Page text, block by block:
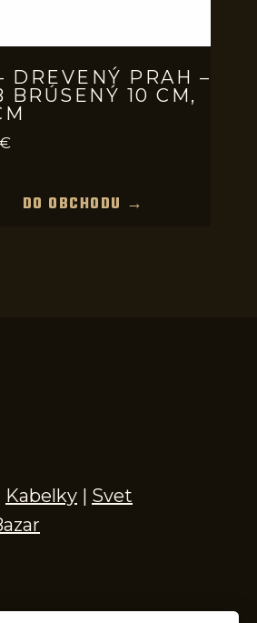
DREVENÝ PRAH –
BRÚSENÝ 10 CM,
€
DO OBCHODU →
Kabelky | Svet